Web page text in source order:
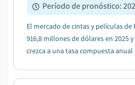
Período de pronóstico:
El mercado de cintas y películas de
916,8 millones de dólares en 2025
crezca a una tasa compuesta anual